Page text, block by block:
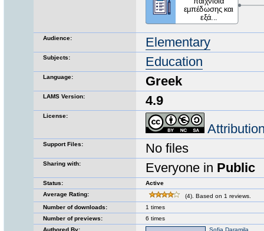
Audience: Elementary
Subjects: Education
Language: Greek
LAMS Version: 4.9
License:
Support Files: No files
Sharing with: Everyone in Public
Status:
Active
Average Rating:
(4). Based on 1 reviews.
Number of downloads:
1 times
Number of previews:
6 times
Authored By:
Sofia Daramila